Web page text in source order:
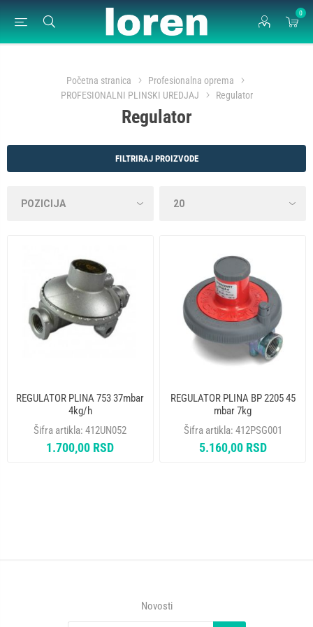
0
Početna stranica
Profesionalna oprema
PROFESIONALNI PLINSKI UREDJAJ
Regulator
Regulator
FILTRIRAJ PROIZVODE
REGULATOR PLINA 753 37mbar
4kg/h
Šifra artikla:412UN052
1.700,00 RSD
REGULATOR PLINA BP 2205 45
mbar 7kg
Šifra artikla: 412PSG001
5.160,00 RSD
Novosti